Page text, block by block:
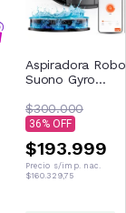
Aspiradora
Suono Gyro
$300.000
36
$193.999
Precio s/imp. nac.
$160.329,75